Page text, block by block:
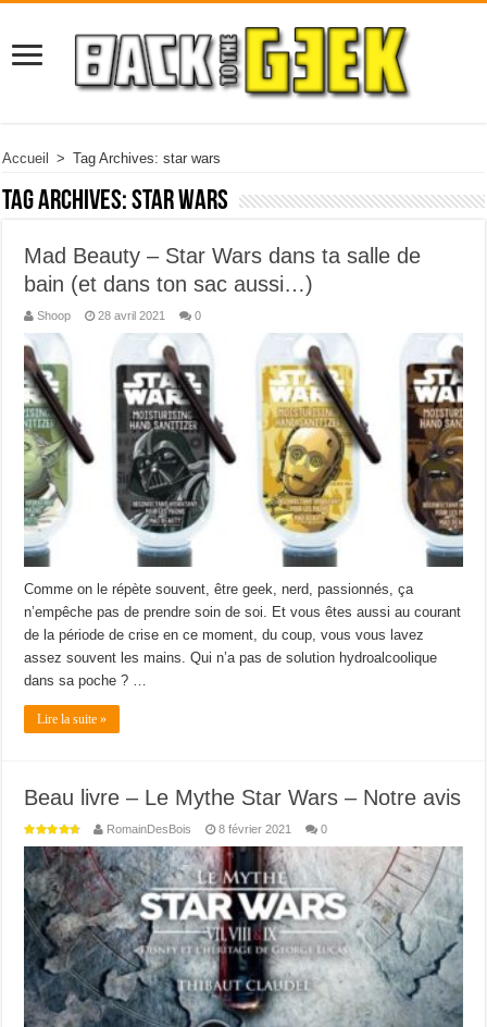
Accueil > Tag Archives: star wars
Tag Archives:star wars
Mad Beauty – Star Wars dans ta salle de
bain (et dans ton sac aussi…)
Shoop 28 avril 2021 0
Comme on le répète souvent, être geek, nerd, passionnés, ça
n’empêche pas de prendre soin de soi. Et vous êtes aussi au courant
de la période de crise en ce moment, du coup, vous vous lavez
assez souvent les mains. Qui n’a pas de solution hydroalcoolique
dans sa poche ? …
Lire la suite »
Beau livre – Le Mythe Star Wars – Notre avis
RomainDesBois 8 février 2021 0